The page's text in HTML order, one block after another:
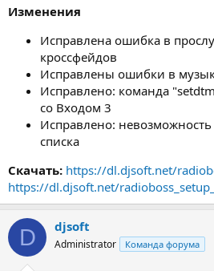
Изменения
Исправлена ошибка в
кроссфейдов
Исправлены ошибки в
Исправлено: команда
со Входом 3
Исправлено:
списка
Скачать: https://dl.djsoft.net/
https://dl.djsoft.net/
D djsoft
Administrator Команда форума